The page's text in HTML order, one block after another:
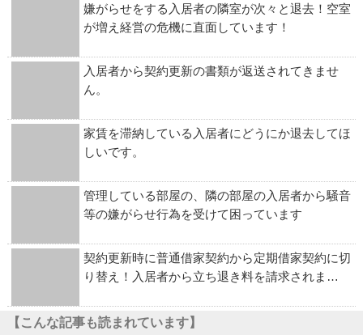
嫌がらせをする入居者の隣室が次々と退去！空室
が増え経営の危機に直面しています！
入居者から契約更新の書類が返送されてきませ
ん。
家賃を滞納している入居者にどうにか退去してほ
しいです。
管理している部屋の、隣の部屋の入居者から騒音
等の嫌がらせ行為を受けて困っています
契約更新時に普通借家契約から定期借家契約に切
り替え！入居者から立ち退き料を請求されま…
【こんな記事も読まれています】